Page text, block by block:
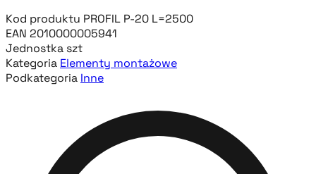
Kod produktu PROFIL P-20 L=2500
EAN 2010000005941
Jednostka szt
Kategoria Elementy montażowe
Podkategoria Inne